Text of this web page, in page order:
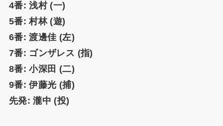
4番: 浅村 (一)
5番: 村林 (遊)
6番: 渡邊佳 (左)
7番: ゴンザレス (指)
8番: 小深田 (二)
9番: 伊藤光 (捕)
先発: 瀧中 (投)